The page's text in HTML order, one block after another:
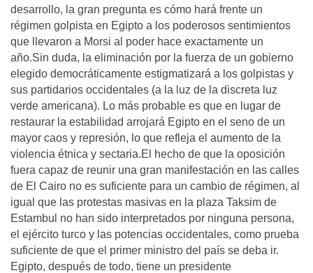
desarrollo, la gran pregunta es cómo hará frente un
régimen golpista en Egipto a los poderosos sentimientos
que llevaron a Morsi al poder hace exactamente un
año.Sin duda, la eliminación por la fuerza de un gobierno
elegido democráticamente estigmatizará a los golpistas y
sus partidarios occidentales (a la luz de la discreta luz
verde americana). Lo más probable es que en lugar de
restaurar la estabilidad arrojará Egipto en el seno de un
mayor caos y represión, lo que refleja el aumento de la
violencia étnica y sectaria.El hecho de que la oposición
fuera capaz de reunir una gran manifestación en las calles
de El Cairo no es suficiente para un cambio de régimen, al
igual que las protestas masivas en la plaza Taksim de
Estambul no han sido interpretados por ninguna persona,
el ejército turco y las potencias occidentales, como prueba
suficiente de que el primer ministro del país se deba ir.
Egipto, después de todo, tiene un presidente